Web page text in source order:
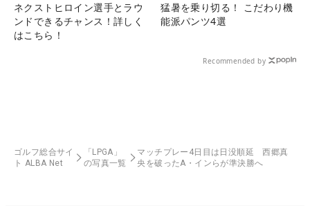
ネクストヒロイン選手とラウ
ンドできるチャンス！詳しく
はこちら！
猛暑を乗り切る！ こだわり機
能派パンツ4選
Recommended by
ゴルフ総合サイ
ト ALBA Net
「LPGA」
の写真一覧
マッチプレー4日目は日没順延 西郷真
央を破ったA・インらが準決勝へ